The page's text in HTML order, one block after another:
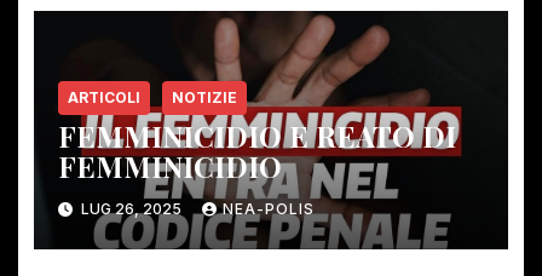
ARTICOLI NOTIZIE
FEMMINICIDIO E REATO DI
FEMMINICIDIO
LUG 26, 2025 NEA-POLIS